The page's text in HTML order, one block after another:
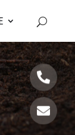

